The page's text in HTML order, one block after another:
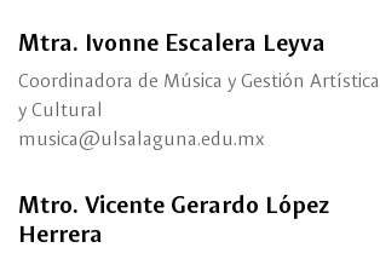
Mtra. Ivonne Escalera Leyva
Coordinadora de Música y Gestión Artística
y Cultural
musica@ulsalaguna.edu.mx
Mtro. Vicente Gerardo López
Herrera